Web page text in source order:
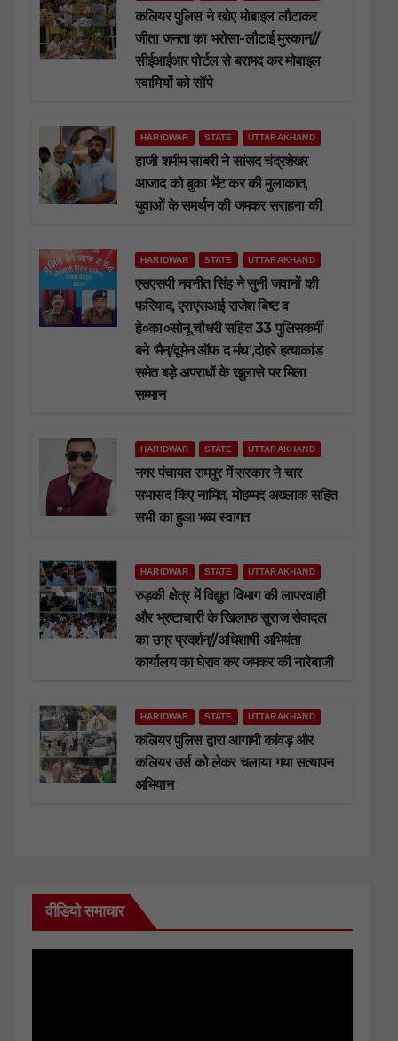
कलियर पुलिस ने खोए मोबाइल लौटाकर
जीता जनता का भरोसा-लौटाई मुस्कान//
सीईआईआर पोर्टल से बरामद कर मोबाइल
स्वामियों को सौंपे
HARIDWAR STATE UTTARAKHAND
हाजी शमीम साबरी ने सांसद चंद्रशेखर
आजाद को बुका भेंट कर की मुलाकात,
युवाओं के समर्थन की जमकर सराहना की
HARIDWAR STATE UTTARAKHAND
एसएसपी नवनीत सिंह ने सुनी जवानों की
फरियाद, एसएसआई राजेश बिष्ट व
हे०का०सोनू चौधरी सहित 33 पुलिसकर्मी
बने ‘मैन/वूमेन ऑफ द मंथ’,दोहरे हत्याकांड
समेत बड़े अपराधों के खुलासे पर मिला
सम्मान
HARIDWAR STATE UTTARAKHAND
नगर पंचायत रामपुर में सरकार ने चार
सभासद किए नामित, मोहम्मद अख्लाक सहित
सभी का हुआ भव्य स्वागत
HARIDWAR STATE UTTARAKHAND
रुड़की क्षेत्र में विद्युत विभाग की लापरवाही
और भ्रष्टाचारी के खिलाफ सुराज सेवादल
का उग्र प्रदर्शन//अधिशाषी अभियंता
कार्यालय का घेराव कर जमकर की नारेबाजी
HARIDWAR STATE UTTARAKHAND
कलियर पुलिस द्वारा आगामी कांवड़ और
कलियर उर्स को लेकर चलाया गया सत्यापन
अभियान
वीडियो समाचार